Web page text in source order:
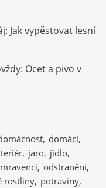
Jak vypěstovat lesní
Ocet a pivo v
domácí
jaro jídlo
mravenci odstranění
rostliny potraviny